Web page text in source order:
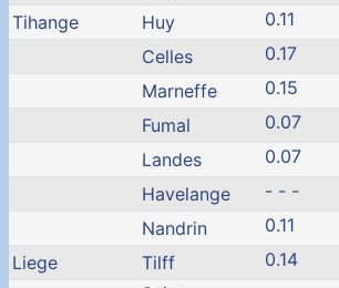
Tihange
Huy
0.11
Celles
0.17
Marneffe
0.15
Fumal
0.07
Landes
0.07
Havelange
- - -
Nandrin
0.11
Liege
Tilff
0.14